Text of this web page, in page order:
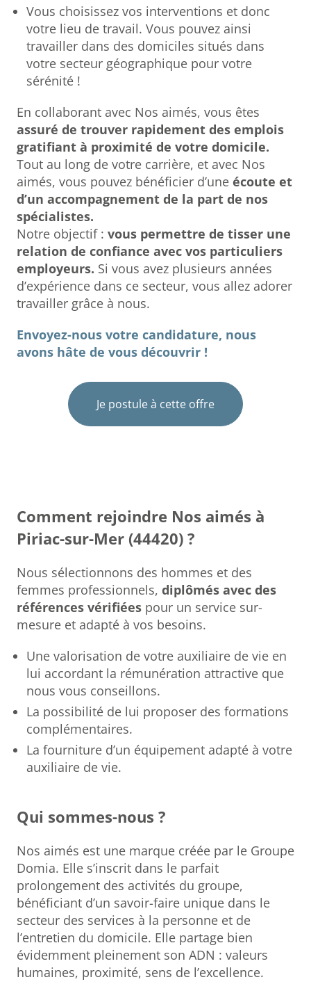
Vous choisissez vos interventions et donc
votre lieu de travail. Vous pouvez ainsi
travailler dans des domiciles situés dans
votre secteur géographique pour votre
sérénité !
En collaborant avec Nos aimés, vous êtes
assuré de trouver rapidement des emplois
gratifiant à proximité de votre domicile.
Tout au long de votre carrière, et avec Nos
aimés, vous pouvez bénéficier d’une écoute et
d’un accompagnement de la part de nos
spécialistes.
Notre objectif : vous permettre de tisser une
relation de confiance avec vos particuliers
employeurs. Si vous avez plusieurs années
d’expérience dans ce secteur, vous allez adorer
travailler grâce à nous.
Envoyez-nous votre candidature, nous
avons hâte de vous découvrir !
Je postule à cette offre
Comment rejoindre Nos aimés à
Piriac-sur-Mer (44420) ?
Nous sélectionnons des hommes et des
femmes professionnels, diplômés avec des
références vérifiéespour un service sur-
mesure et adapté à vos besoins.
Une valorisation de votre auxiliaire de vie en
lui accordant la rémunération attractive que
nous vous conseillons.
La possibilité de lui proposer des formations
complémentaires.
La fourniture d’un équipement adapté à votre
auxiliaire de vie.
Qui sommes-nous ?
Nos aimés est une marque créée par le Groupe
Domia. Elle s’inscrit dans le parfait
prolongement des activités du groupe,
bénéficiant d’un savoir-faire unique dans le
secteur des services à la personne et de
l’entretien du domicile. Elle partage bien
évidemment pleinement son ADN : valeurs
humaines, proximité, sens de l’excellence.